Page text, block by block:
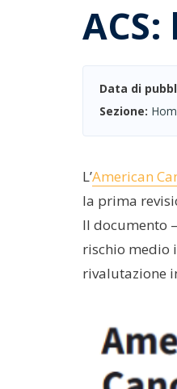
Data di
Sezione:
L’American
la prima
Il documento
rischio medio
rivalutazione